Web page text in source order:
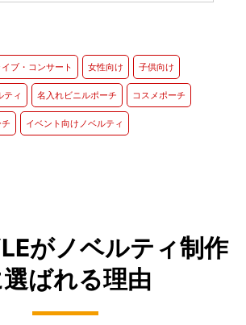
ブ・コンサート 女性向け 子供向け
ティ 名入れビニルポーチ コスメポーチ
イベント向けノベルティ
がノベルティ制作
選ばれる理由